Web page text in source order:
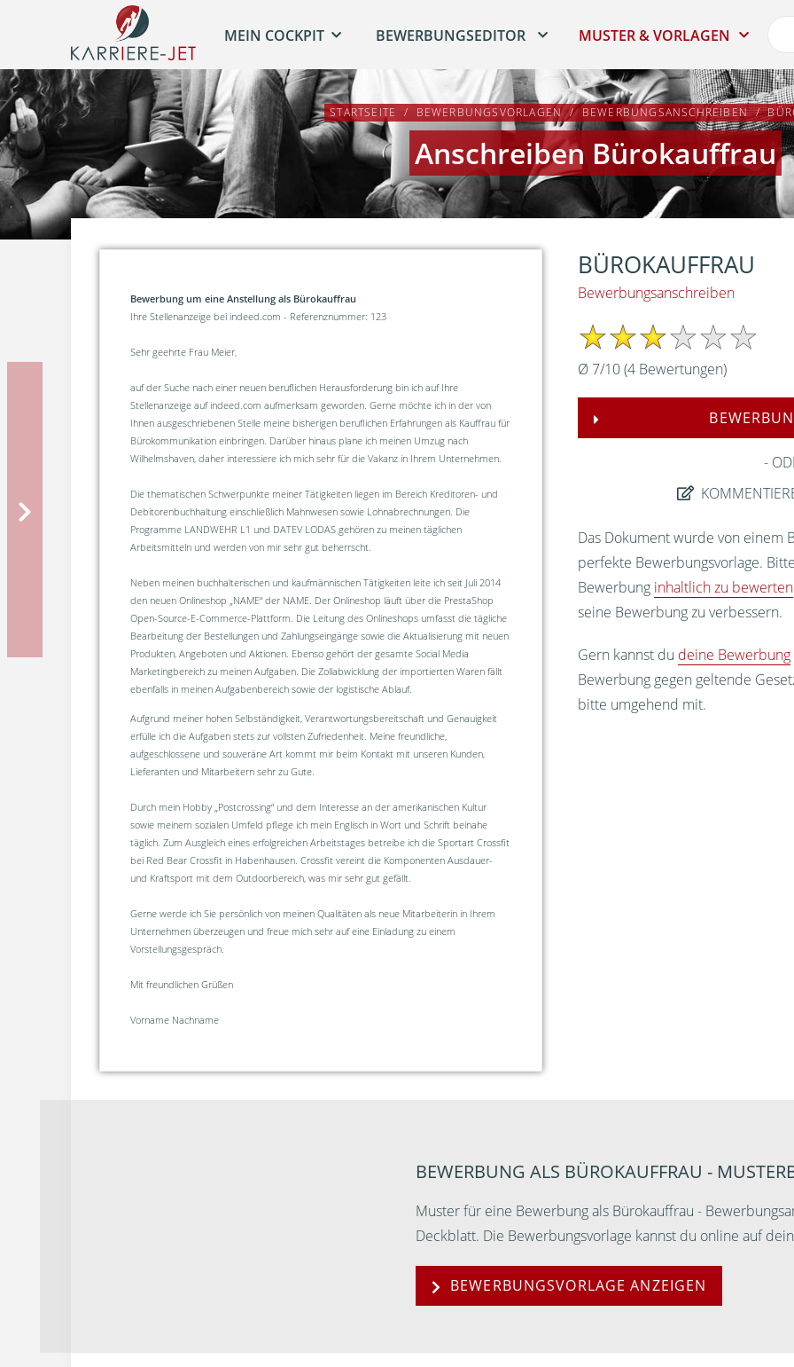
MEIN COCKPIT BEWERBUNGSEDITOR MUSTER & VORLAGEN
STARTSEITE BEWERBUNGSVORLAGEN BEWERBUNGSANSCHREIBEN
Anschreiben Bürokauffrau
BÜROKAUFFRAU
Bewerbungsanschreiben
Ø 7/10(4 Bewertungen)
Das Dokument wurde von einem
perfekte Bewerbungsvorlage.
Bewerbung inhaltlich zu bewerten
seine Bewerbung zu verbessern.
Gern kannst du deine Bewerbung
Bewerbung gegen geltende
bitte umgehend mit.
Bewerbung um eine Anstellung als Bürokauffrau
Ihre Stellenanzeige bei indeed.com - Referenznummer: 123
Sehr geehrte Frau Meier,
auf der Suche nach einer neuen beruflichen Herausforderung bin ich auf Ihre
Stellenanzeige auf indeed.com aufmerksam geworden. Gerne möchte ich in der von
Ihnen ausgeschriebenen Stelle meine bisherigen beruflichen Erfahrungen als Kauffrau für
Bürokommunikation einbringen. Darüber hinaus plane ich meinen Umzug nach
Wilhelmshaven, daher interessiere ich mich sehr für die Vakanz in Ihrem Unternehmen.
Die thematischen Schwerpunkte meiner Tätigkeiten liegen im Bereich Kreditoren- und
Debitorenbuchhaltung einschließlich Mahnwesen sowie Lohnabrechnungen. Die
Programme LANDWEHR L1 und DATEV LODAS gehören zu meinen täglichen
Arbeitsmitteln und werden von mir sehr gut beherrscht.
Neben meinen buchhalterischen und kaufmännischen Tätigkeiten leite ich seit Juli 2014
den neuen Onlineshop „NAME“ der NAME. Der Onlineshop läuft über die PrestaShop
Open-Source-E-Commerce-Plattform. Die Leitung des Onlineshops umfasst die tägliche
Bearbeitung der Bestellungen und Zahlungseingänge sowie die Aktualisierung mit neuen
Produkten, Angeboten und Aktionen. Ebenso gehört der gesamte Social Media
Marketingbereich zu meinen Aufgaben. Die Zollabwicklung der importierten Waren fällt
ebenfalls in meinen Aufgabenbereich sowie der logistische Ablauf.
Aufgrund meiner hohen Selbständigkeit, Verantwortungsbereitschaft und Genauigkeit
erfülle ich die Aufgaben stets zur vollsten Zufriedenheit. Meine freundliche,
aufgeschlossene und souveräne Art kommt mir beim Kontakt mit unseren Kunden,
Lieferanten und Mitarbeitern sehr zu Gute.
Durch mein Hobby „Postcrossing“ und dem Interesse an der amerikanischen Kultur
sowie meinem sozialen Umfeld pflege ich mein Englisch in Wort und Schrift beinahe
täglich. Zum Ausgleich eines erfolgreichen Arbeitstages betreibe ich die Sportart Crossfit
bei Red Bear Crossfit in Habenhausen. Crossfit vereint die Komponenten Ausdauer-
und Kraftsport mit dem Outdoorbereich, was mir sehr gut gefällt.
Gerne werde ich Sie persönlich von meinen Qualitäten als neue Mitarbeiterin in Ihrem
Unternehmen überzeugen und freue mich sehr auf eine Einladung zu einem
Vorstellungsgespräch.
Mit freundlichen Grüßen
Vorname Nachname
BEWERBUNG ALS BÜROKAUFFRAU -
Muster für eine Bewerbung als Bürokauffrau -
Deckblatt. Die Bewerbungsvorlage kannst du online auf
BEWERBUNGSVORLAGE ANZEIGEN